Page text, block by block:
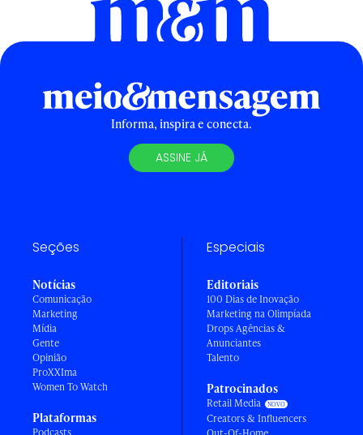
Informa, inspira e conecta.
ASSINE JÁ
Seções
Notícias
Comunicação
Marketing
Mídia
Gente
Opinião
ProXXIma
Women To Watch
Plataformas
Especiais
Editoriais
100 Dias de Inovação
Marketing na Olimpíada
Drops Agências &
Anunciantes
Talento
Patrocinados
Retail Media
Creators & Influencers